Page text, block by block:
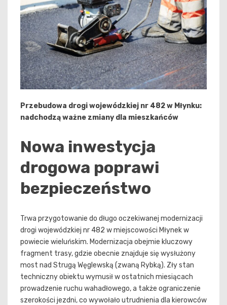
Przebudowa drogi wojewódzkiej nr 482 w Młynku:
nadchodzą ważne zmiany dla mieszkańców
Nowa inwestycja
drogowa poprawi
bezpieczeństwo
Trwa przygotowanie do długo oczekiwanej modernizacji
drogi wojewódzkiej nr 482 w miejscowości Młynek w
powiecie wieluńskim. Modernizacja obejmie kluczowy
fragment trasy, gdzie obecnie znajduje się wysłużony
most nad Strugą Węglewską (zwaną Rybką). Zły stan
techniczny obiektu wymusił w ostatnich miesiącach
prowadzenie ruchu wahadłowego, a także ograniczenie
szerokości jezdni, co wywołało utrudnienia dla kierowców